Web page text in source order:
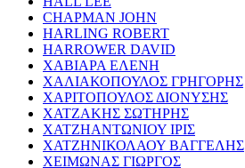
CHAPMAN JOHN
HARLING ROBERT
HARROWER DAVID
ΧΑΒΙΑΡΑ ΕΛΕΝΗ
ΧΑΛΙΑΚΟΠΟΥΛΟΣ ΓΡΗΓΟΡΗΣ
ΧΑΡΙΤΟΠΟΥΛΟΣ ΔΙΟΝΥΣΗΣ
ΧΑΤΖΑΚΗΣ ΣΩΤΗΡΗΣ
ΧΑΤΖΗΑΝΤΩΝΙΟΥ ΙΡΙΣ
ΧΑΤΖΗΝΙΚΟΛΑΟΥ ΒΑΓΓΕΛΗΣ
ΧΕΙΜΩΝΑΣ ΓΙΩΡΓΟΣ